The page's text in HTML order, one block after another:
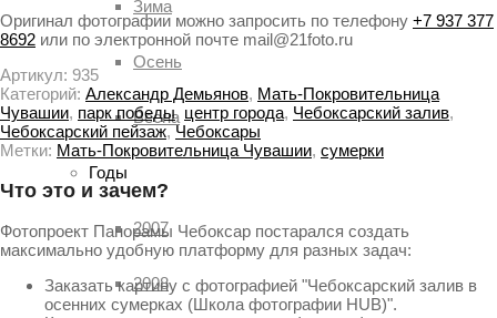
Зима
Осень
Весна
Годы
2007
2008
Оригинал фотографии можно запросить по телефону +7 937 377
8692 или по электронной почте mail@21foto.ru
Артикул: 935
Категорий: Александр Демьянов, Мать-Покровительница
Чувашии, парк победы, центр города, Чебоксарский залив,
Чебоксарский пейзаж,Чебоксары
Метки: Мать-Покровительница Чувашии, сумерки
Что это и зачем?
Фотопроект Панорамы Чебоксар постарался создать
максимально удобную платформу для разных задач:
Заказать картину с фотографией "Чебоксарский залив в
осенних сумерках (Школа фотографии HUB)".